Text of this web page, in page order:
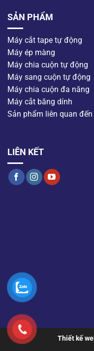
SẢN PHẨM
Máy cắt tape tự động
Máy ép màng
Máy chia cuộn tự động
Máy sang cuộn tự động
Máy chia cuộn đa năng
Máy cắt băng dính
Sản phẩm liên quan
LIÊN KẾT
Thiết kế